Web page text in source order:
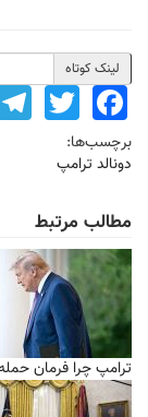
لینک کوتاه
برچسب‌ها:
دونالد ترامپ
مطالب مرتبط
ترامپ چرا فرمان حمله را متوقف کرد؟ ۵